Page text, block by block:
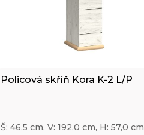
Policová skříň Kora K-2 L/P
Š: 46,5 cm, V: 192,0 cm, H: 57,0 cm